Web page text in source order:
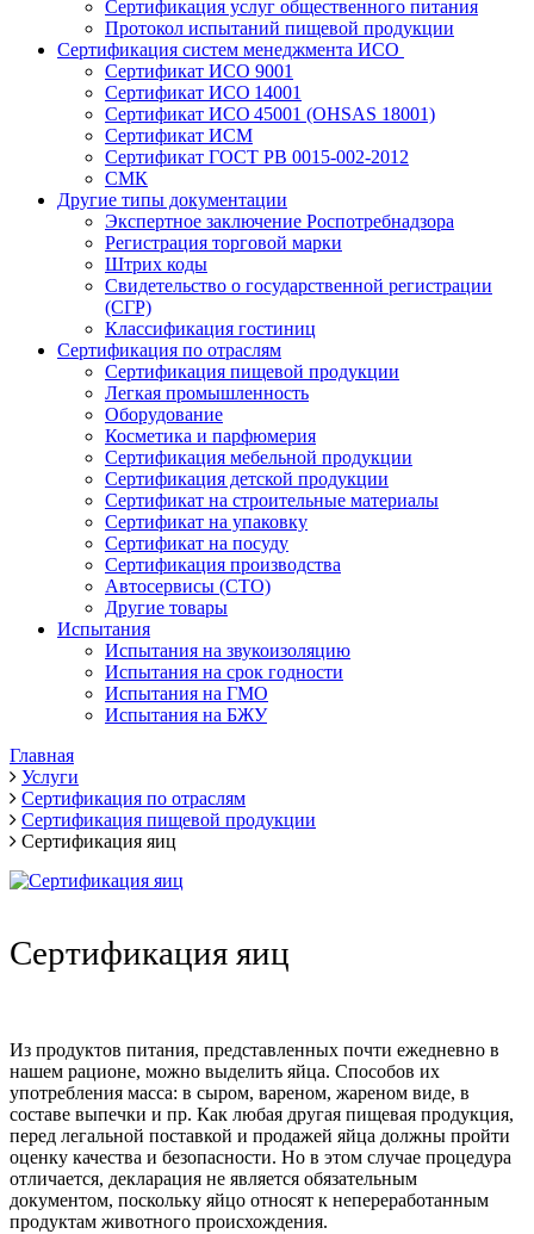
Сертификация услуг общественного питания
Протокол испытаний пищевой продукции
Сертификация систем менеджмента ИСО
Сертификат ИСО 9001
Сертификат ИСО 14001
Сертификат ИСО 45001 (OHSAS 18001)
Сертификат ИСМ
Сертификат ГОСТ РВ 0015-002-2012
СМК
Другие типы документации
Экспертное заключение Роспотребнадзора
Регистрация торговой марки
Штрих коды
Свидетельство о государственной регистрации
(СГР)
Классификация гостиниц
Сертификация по отраслям
Сертификация пищевой продукции
Легкая промышленность
Оборудование
Косметика и парфюмерия
Сертификация мебельной продукции
Сертификация детской продукции
Сертификат на строительные материалы
Сертификат на упаковку
Сертификат на посуду
Сертификация производства
Автосервисы (СТО)
Другие товары
Испытания
Испытания на звукоизоляцию
Испытания на срок годности
Испытания на ГМО
Испытания на БЖУ
Главная
Услуги
Сертификация по отраслям
Сертификация пищевой продукции
Сертификация яиц
Сертификация яиц
Из продуктов питания, представленных почти ежедневно в
нашем рационе, можно выделить яйца. Способов их
употребления масса: в сыром, вареном, жареном виде, в
составе выпечки и пр. Как любая другая пищевая продукция,
перед легальной поставкой и продажей яйца должны пройти
оценку качества и безопасности. Но в этом случае процедура
отличается, декларация не является обязательным
документом, поскольку яйцо относят к непереработанным
продуктам животного происхождения.